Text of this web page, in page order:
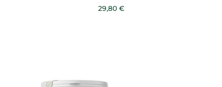
29,80 €